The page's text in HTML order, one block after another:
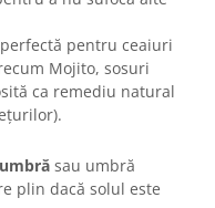
pentru ceaiuri
Mojito, sosuri
ca remediu natural
sau umbră
plin dacă solul este